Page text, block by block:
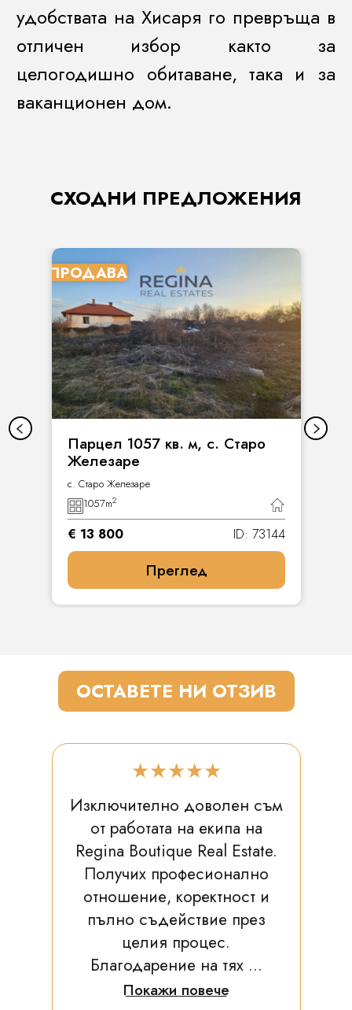
удобствата на Хисаря го превръща в
отличен избор както за
целогодишно обитаване, така и за
ваканционен дом.
СХОДНИ ПРЕДЛОЖЕНИЯ
ПРОДАВА
Парцел 1057 кв. м, с. Старо
Железаре
с. Старо Железаре
1057m2
€ 13 800 ID: 73144
Преглед
ОСТАВЕТЕ НИ ОТЗИВ
★★★★★
Изключително доволен съм
от работата на екипа на
Regina Boutique Real Estate.
Получих професионално
отношение, коректност и
пълно съдействие през
целия процес.
Благодарение на тях ...
Покажи повече